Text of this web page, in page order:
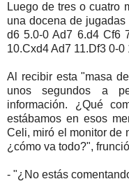
Luego de tres o cuatro
una docena de
d6 5.0-0 Ad7 6.d4 Cf6
10.Cxd4 Ad7 11.Df3 0-0
Al recibir esta "masa
unos segundos a
información. ¿Qué
estábamos en esos
Celi, miró el monitor de
¿cómo va todo?",
- "¿No estás